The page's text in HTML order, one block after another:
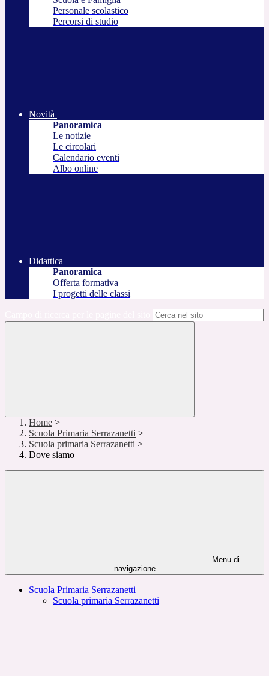
Personale scolastico
Percorsi di studio
Novità
Panoramica
Le notizie
Le circolari
Calendario eventi
Albo online
Didattica
Panoramica
Offerta formativa
I progetti delle classi
Home >
Scuola Primaria Serrazanetti >
Scuola primaria Serrazanetti >
Dove siamo
Menu di
navigazione
Scuola Primaria Serrazanetti
Scuola primaria Serrazanetti